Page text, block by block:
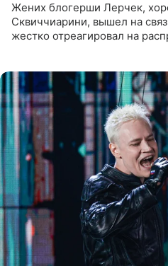
Жених блогерши Лерчек,
Сквиччиарини, вышел на
жестко отреагировал на